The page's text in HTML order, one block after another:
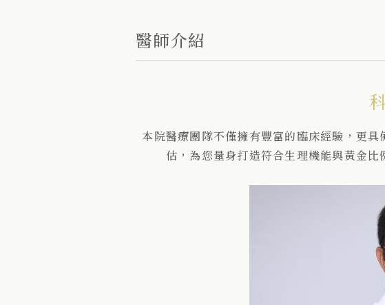
醫師介紹
本院醫療團隊不僅擁有豐富的臨床經驗，更
估，為您量身打造符合生理機能與黃金